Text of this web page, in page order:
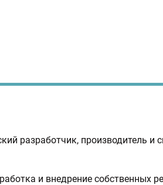
разработчик, производитель и
и внедрение собственных